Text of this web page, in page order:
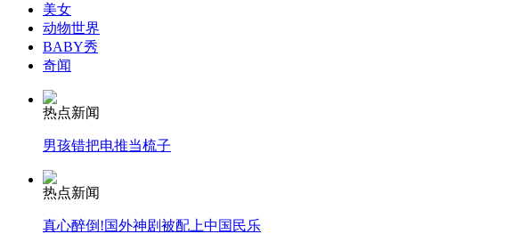
安徽一实载49人客车翻车
走！跟着总书记去植树
消防员救轻生者
美女
动物世界
BABY秀
奇闻
热点新闻
男孩错把电推当梳子
热点新闻
真心醉倒!国外神剧被配上中国民乐